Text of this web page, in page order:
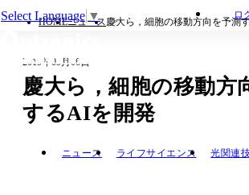
Select Language ▼ ロ
HOMEニュース慶大ら，細胞の移動方向を予測
2019年09月06日
慶大ら，細胞の移動方
するAIを開発
ニュース ライフサイエンス 光関連